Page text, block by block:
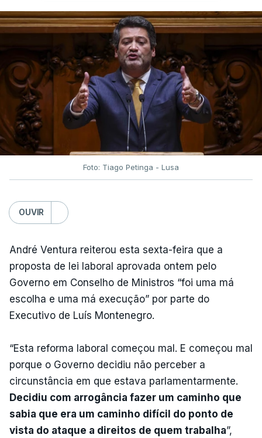
Foto: Tiago Petinga - Lusa
OUVIR
André Ventura reiterou esta sexta-feira que a
proposta de lei laboral aprovada ontem pelo
Governo em Conselho de Ministros “foi uma má
escolha e uma má execução” por parte do
Executivo de Luís Montenegro.
“Esta reforma laboral começou mal. E começou mal
porque o Governo decidiu não perceber a
circunstância em que estava parlamentarmente.
Decidiu com arrogância fazer um caminho que
sabia que era um caminho difícil do ponto de
vista do ataque a direitos de quem trabalha”,